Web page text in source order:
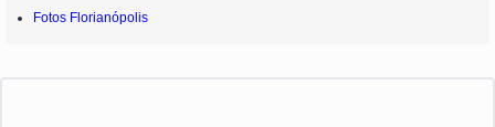
Fotos Florianópolis